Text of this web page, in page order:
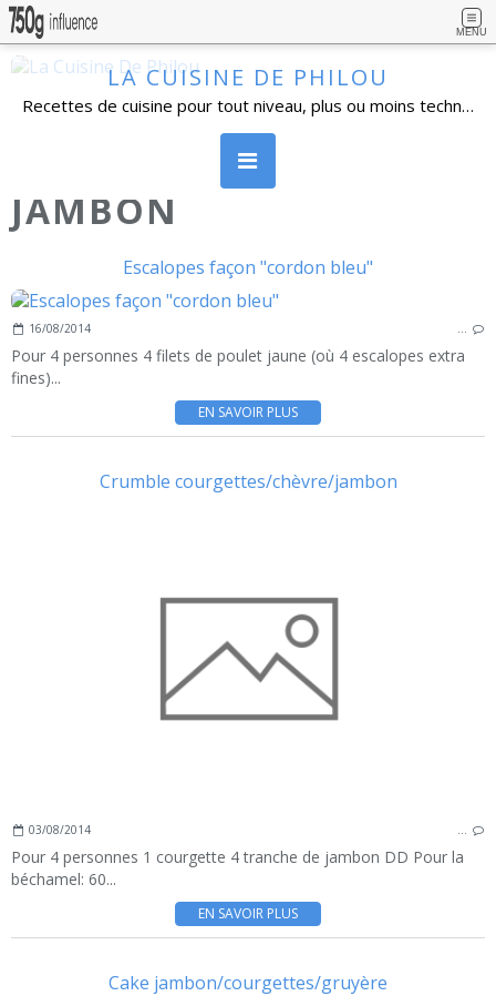
MENU
LA CUISINE DE PHILOU
Recettes de cuisine pour tout niveau, plus ou moins technique, avec beaucoup de détails. Cuisine familiale, simples dans l'ensemble et réalisables par un grand nombre de personnes. Vous pouvez vous inscrire à la newsletter, poser vos questions et laisser un commentaire.
JAMBON
Escalopes façon "cordon bleu"
16/08/2014 …
Pour 4 personnes 4 filets de poulet jaune (où 4 escalopes extra
fines)...
EN SAVOIR PLUS
Crumble courgettes/chèvre/jambon
03/08/2014
Pour 4 personnes 1 courgette 4 tranche de jambon DD Pour la
béchamel: 60...
EN SAVOIR PLUS
Cake jambon/courgettes/gruyère